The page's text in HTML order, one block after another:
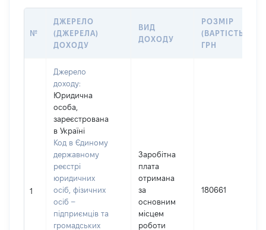
№
ДЖЕРЕЛО
(ДЖЕРЕЛА)
ДОХОДУ
ВИД
ДОХОДУ
РОЗМІР
(ВАРТІСТЬ),
ГРН
1
Джерело
доходу:
Юридична
особа,
зареєстрована
в Україні
Код в Єдиному
державному
реєстрі
юридичних
осіб, фізичних
осіб –
підприємців та
громадських
Заробітна
плата
отримана
за
основним
місцем
роботи
180661